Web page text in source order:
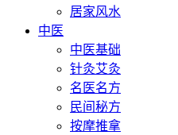
居家风水
中医
中医基础
针灸艾灸
名医名方
民间秘方
按摩推拿